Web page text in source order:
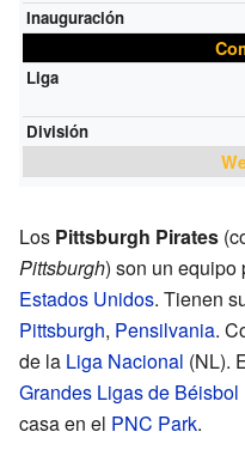
Inauguración
Liga
División
Los Pittsburgh Pirates
Pittsburgh) son un equipo
Estados Unidos. Tienen
Pittsburgh, Pensilvania.
de la Liga Nacional (NL).
Grandes Ligas de Béisbol
casa en el PNC Park.